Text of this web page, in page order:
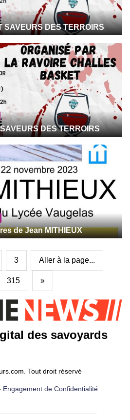
SAVEURS DES TERROIRS
DES TERROIRS
de Jean MITHIEUX
3 Aller à la page...
315 »
des savoyards
Tout droit réservé
Engagement de Confidentialité